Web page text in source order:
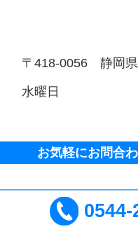
〒418-0056 静岡
水曜日
お気軽にお問合
0544-